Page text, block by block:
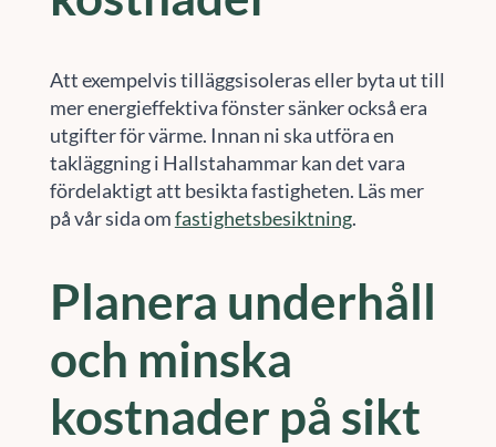
Att exempelvis tilläggsisoleras eller byta ut till
mer energieffektiva fönster sänker också era
utgifter för värme. Innan ni ska utföra en
takläggning i Hallstahammar kan det vara
fördelaktigt att besikta fastigheten. Läs mer
på vår sida omfastighetsbesiktning.
Planera underhåll
och minska
kostnader på sikt